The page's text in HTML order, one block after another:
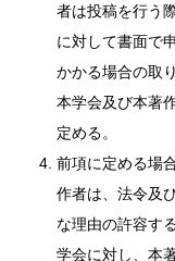
者は投稿を行う
に対して書面で
かかる場合の取
本学会及び本著
定める。
前項に定める場
作者は、法令及
な理由の許容す
学会に対し、本